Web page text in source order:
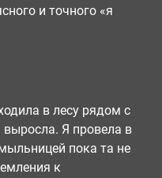
и точного «я
в лесу рядом с
Я провела в
пока та не
к